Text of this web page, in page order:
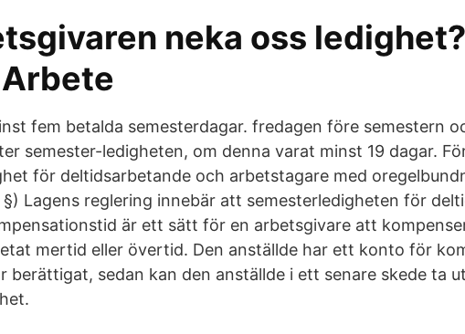
neka oss
fem betalda semesterdagar. fredagen före semestern
semester-ledigheten, om denna varat minst 19 dagar.
för deltidsarbetande och arbetstagare med
Lagens reglering innebär att semesterledigheten för
är ett sätt för en arbetsgivare att
mertid eller övertid. Den anställde har ett konto för
berättigat, sedan kan den anställde i ett senare skede ta